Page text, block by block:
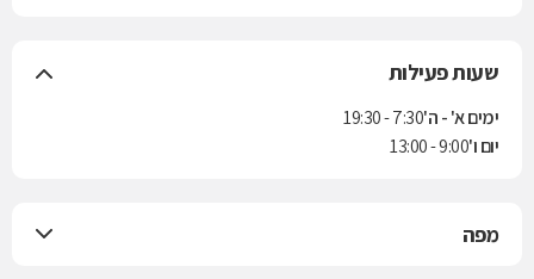
שעות פעילות
ימים א' - ה'7:30 - 19:30
יום ו'9:00 - 13:00
מפה